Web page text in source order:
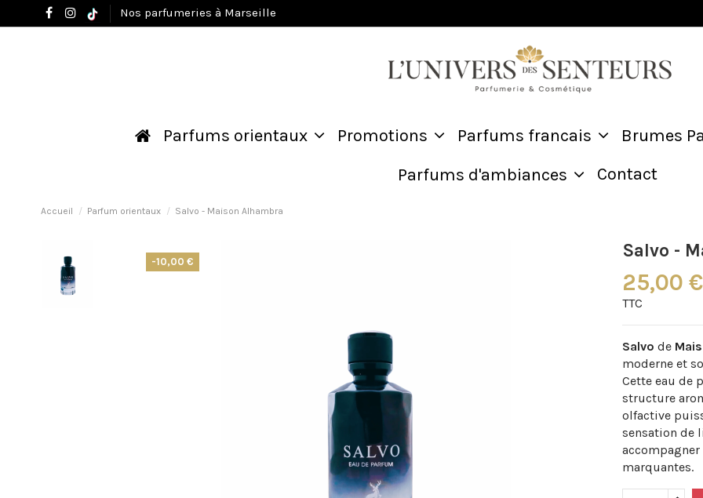
Nos parfumeries à Marseille
Parfums orientaux Promotions Parfums francais
Brumes
Parfums d'ambiances
Contact
Accueil Parfum orientaux Salvo - Maison Alhambra
-10,00 €
Salvo -
25,00
TTC
Salvo de
moderne et
Cette eau de
structure
olfactive
sensation de
marquantes.